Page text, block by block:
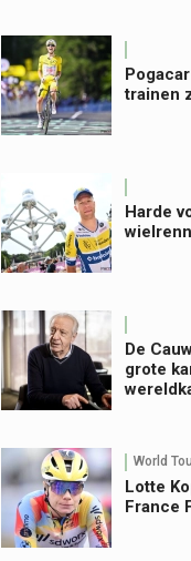
trainen
Harde
De
grote
World
Lotte
France